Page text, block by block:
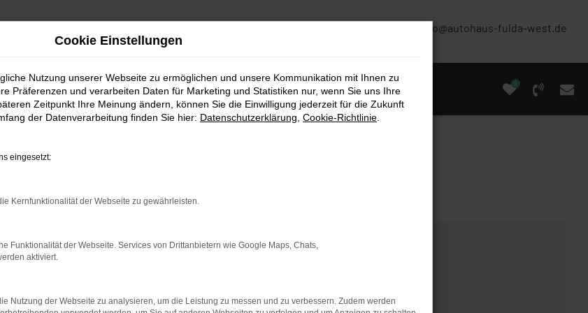
info@autohaus-fulda-west.de
0
Cookie Einstellungen
Nutzung unserer Webseite zu ermöglichen und unsere Kommunikation mit Ihnen zu
Präferenzen und verarbeiten Daten für Marketing und Statistiken nur, wenn Sie uns Ihre
Zeitpunkt Ihre Meinung ändern, können Sie die Einwilligung jederzeit für die Zukunft
der Datenverarbeitung finden Sie hier: Datenschutzerklärung Cookie-Richtlinie
eingesetzt:
Kernfunktionalität der Webseite zu gewährleisten.
Funktionalität der Webseite. Services von Drittanbietern wie Google Maps, Chats,
aktiviert.
Nutzung der Webseite zu analysieren, um die Leistung zu messen und zu verbessern. Zudem werden